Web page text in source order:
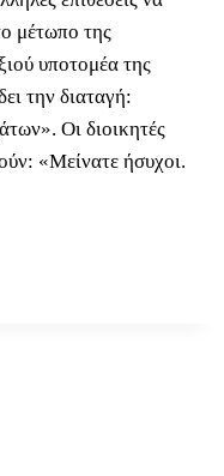
μέτωπο της
υποτομέα της
την διαταγή:
Οι διοικητές
«Μείνατε ήσυχοι.